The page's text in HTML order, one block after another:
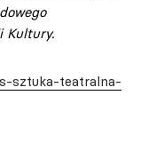
Kultury.
sztuka-teatralna-